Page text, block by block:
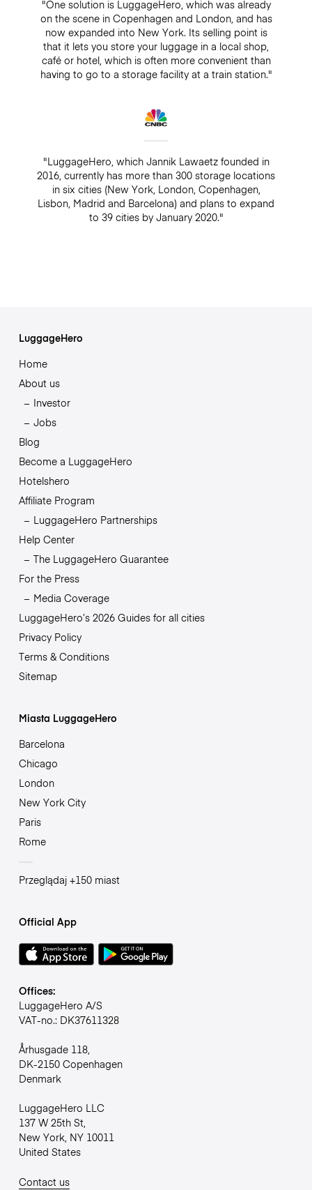
"One solution is LuggageHero, which was already
on the scene in Copenhagen and London, and has
now expanded into New York. Its selling point is
that it lets you store your luggage in a local shop,
café or hotel, which is often more convenient than
having to go to a storage facility at a train station."
"LuggageHero, which Jannik Lawaetz founded in
2016, currently has more than 300 storage locations
in six cities (New York, London, Copenhagen,
Lisbon, Madrid and Barcelona) and plans to expand
to 39 cities by January 2020."
LuggageHero
Home
About us
Investor
Jobs
Blog
Become a LuggageHero
Hotelshero
Affiliate Program
LuggageHero Partnerships
Help Center
The LuggageHero Guarantee
For the Press
Media Coverage
LuggageHero’s 2026 Guides for all cities
Privacy Policy
Terms & Conditions
Sitemap
Miasta LuggageHero
Barcelona
Chicago
London
New York City
Paris
Rome
Przeglądaj +150 miast
Official App
Offices:
LuggageHero A/S
VAT-no.: DK37611328
Århusgade 118,
DK-2150 Copenhagen
Denmark
LuggageHero LLC
137 W 25th St,
New York, NY 10011
United States
Contact us